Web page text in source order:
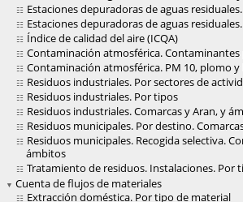
Estaciones depuradoras de aguas
Estaciones depuradoras de aguas
Índice de calidad del aire (ICQA)
Contaminación atmosférica. Contaminantes
Contaminación atmosférica. PM 10, plomo y
Residuos industriales. Por sectores de
Residuos industriales. Por tipos
Residuos industriales. Comarcas y Aran, y
Residuos municipales. Por destino.
Residuos municipales. Recogida selectiva.
ámbitos
Tratamiento de residuos. Instalaciones. Por
Cuenta de flujos de materiales
Extracción doméstica. Por tipo de material